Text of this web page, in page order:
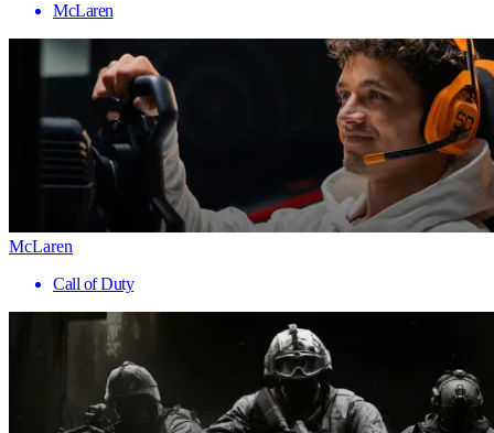
McLaren
McLaren
Call of Duty